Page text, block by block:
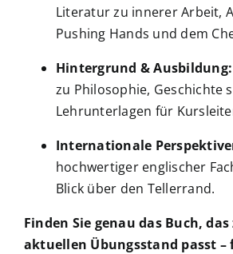
Literatur zu innerer Arbeit,
Pushing Hands und dem
Hintergrund & Ausbildung:
zu Philosophie, Geschichte
Lehrunterlagen für
Internationale
hochwertiger englischer
Blick über den Tellerrand.
Finden Sie genau das Buch,
aktuellen Übungsstand passt –